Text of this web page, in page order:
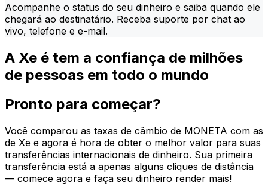
Acompanhe o status do seu dinheiro e saiba quando ele
chegará ao destinatário. Receba suporte por chat ao
vivo, telefone e e-mail.
A Xe é tem a confiança de milhões
de pessoas em todo o mundo
Pronto para começar?
Você comparou as taxas de câmbio de MONETA com as
de Xe e agora é hora de obter o melhor valor para suas
transferências internacionais de dinheiro. Sua primeira
transferência está a apenas alguns cliques de distância
— comece agora e faça seu dinheiro render mais!